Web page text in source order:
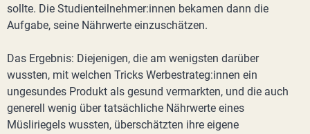
sollte. Die Studienteilnehmer:innen bekamen dann die
Aufgabe, seine Nährwerte einzuschätzen.
Das Ergebnis: Diejenigen, die am wenigsten darüber
wussten, mit welchen Tricks Werbestrateg:innen ein
ungesundes Produkt als gesund vermarkten, und die auch
generell wenig über tatsächliche Nährwerte eines
Müsliriegels wussten, überschätzten ihre eigene